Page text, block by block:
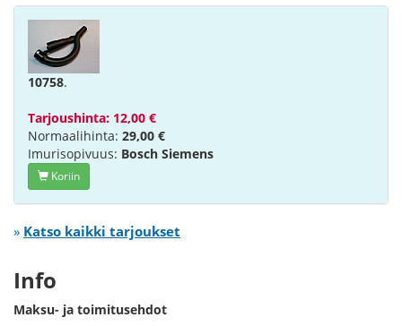
10758.
Tarjoushinta: 12,00 €
Normaalihinta: 29,00 €
Imurisopivuus: Bosch Siemens
Koriin
» Katso kaikki tarjoukset
Info
Maksu- ja toimitusehdot